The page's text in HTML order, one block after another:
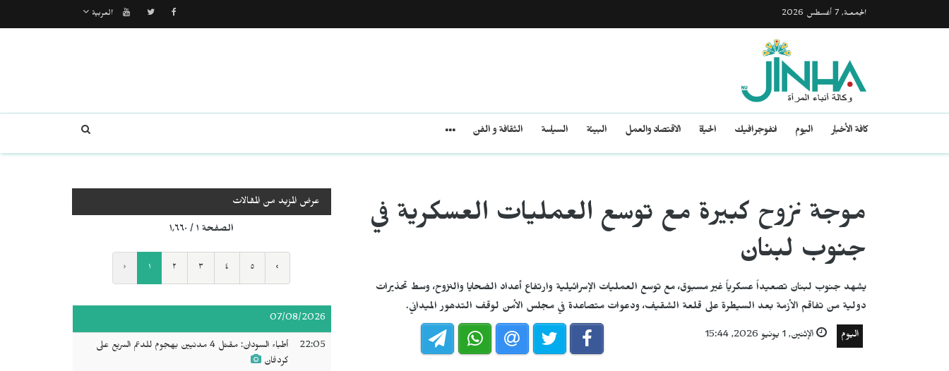
الجمعـة, 7 أغسطس 2026 العربية
كافة الأخبار اليوم انفوجرافيك الحياة الاقتصاد والعمل البيئة السياسة الثقافة و الفن
موجة نزوح كبيرة مع توسع العمليات العسكرية في
جنوب لبنان
يشهد جنوب لبنان تصعيداً عسكرياً غير مسبوق، مع توسع العمليات الإسرائيلية وارتفاع أعداد الضحايا والنزوح، وسط تحذيرات
دولية من تفاقم الأزمة بعد السيطرة على قلعة الشقيف، ودعوات متصاعدة في مجلس الأمن لوقف التدهور الميداني.
اليوم الإثنين, 1 يونيو 2026, 15:44
عرض المزيد من المقالات
الصفحة ١ / ١٬٦٦٠
‹ ١ ٢ ٣ ٤ ٥ ›
07/08/2026
22:05
أطباء السودان: مقتل 4 مدنيين بهجوم للدعم السريع على
كردفان